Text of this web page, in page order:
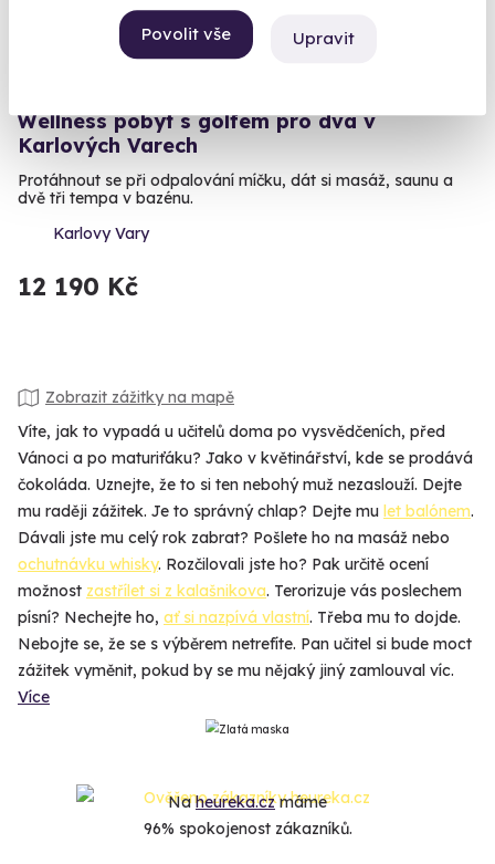
Povolit vše Upravit
Wellness pobyt s golfem pro dva v
Karlových Varech
Protáhnout se při odpalování míčku, dát si masáž, saunu a
dvě tři tempa v bazénu.
Karlovy Vary
12 190 Kč
Zobrazit zážitky na mapě
Víte, jak to vypadá u učitelů doma po vysvědčeních, před
Vánoci a po maturiťáku? Jako v květinářství, kde se prodává
čokoláda. Uznejte, že to si ten nebohý muž nezaslouží. Dejte
mu raději zážitek. Je to správný chlap? Dejte mu let balónem.
Dávali jste mu celý rok zabrat? Pošlete ho na masáž nebo
ochutnávku whisky. Rozčilovali jste ho? Pak určitě ocení
možnost zastřílet si z kalašnikova. Terorizuje vás poslechem
písní? Nechejte ho, ať si nazpívá vlastní. Třeba mu to dojde.
Nebojte se, že se s výběrem netrefíte. Pan učitel si bude moct
zážitek vyměnit, pokud by se mu nějaký jiný zamlouval víc.
Více
Naheureka.czmáme
96% spokojenost zákazníků.